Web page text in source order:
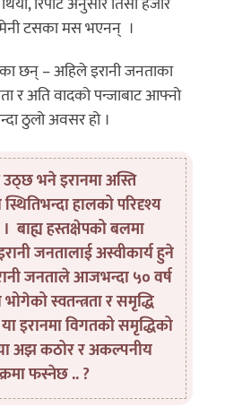
टसका मस भएनन् ।
छन् – अहिले इरानी जनताका
र अति वादको पन्जाबाट आफ्नो
ठुलो अवसर हो ।
उठ्छ भने इरानमा अस्ति
हालको परिदृश्य
बाह्य हस्तक्षेपको बलमा
जनतालाई अस्वीकार्य हुने
जनताले आजभन्दा ५० वर्ष
स्वतन्त्रता र समृद्धि
या इरानमा विगतको समृद्धिको
अझ कठोर र अकल्पनीय
फस्नेछ .. ?